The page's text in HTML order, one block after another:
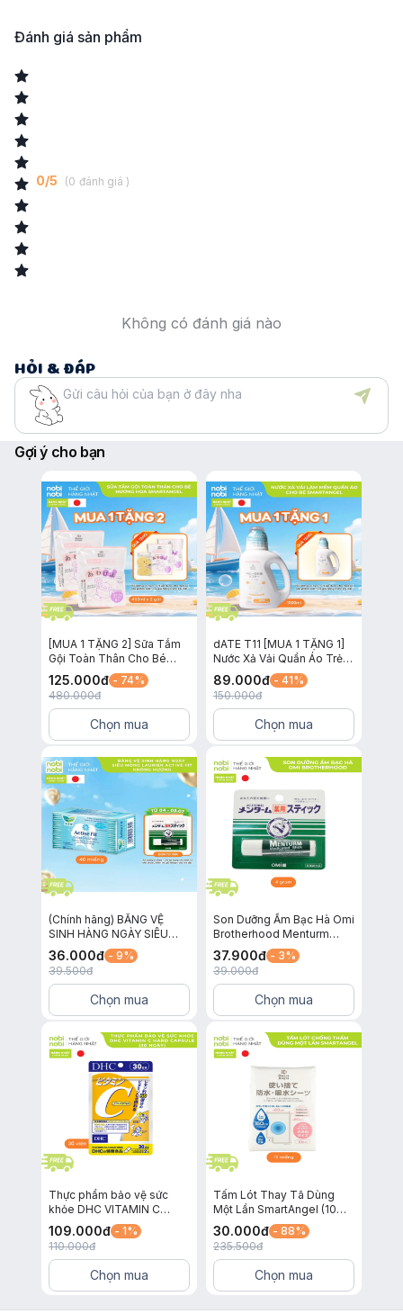
Đánh giá sản phẩm
0/5 (0 đánh giá )
Không có đánh giá nào
HỎI & ĐÁP
Gợi ý cho bạn
[MUA 1 TẶNG 2] Sữa Tắm
Gội Toàn Thân Cho Bé
Awapiyo SmartAngel Dịu
Nhẹ Lành Tính Hương Hoa
450ml x 2 gói
125.000đ - 74%
480.000đ
Chọn mua
dATE T11 [MUA 1 TẶNG 1]
Nước Xả Vải Quần Áo Trẻ
Em SmartAngel Dịu Nhẹ,
An Toàn và Lành Tính Cho
Bé Chai 1 Lít
89.000đ - 41%
150.000đ
Chọn mua
(Chính hãng) BĂNG VỆ
SINH HÀNG NGÀY SIÊU
MỎNG LAURIER ACTIVE
FIT KHÔNG HƯƠNG 40
MIẾNG
36.000đ - 9%
39.500đ
Chọn mua
Son Dưỡng Ẩm Bạc Hà Omi
Brotherhood Menturm
Dành Cho Môi Khô Và Nứt
Nẻ
37.900đ - 3%
39.000đ
Chọn mua
Thực phẩm bảo vệ sức
khỏe DHC VITAMIN C
HARD CAPSULE (30 ngày)
109.000đ - 1%
110.000đ
Chọn mua
Tấm Lót Thay Tã Dùng
Một Lần SmartAngel (10
miếng)
30.000đ - 88%
235.500đ
Chọn mua